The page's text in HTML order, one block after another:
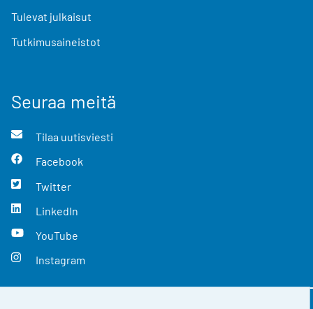
Tulevat julkaisut
Tutkimusaineistot
Seuraa meitä
Tilaa uutisviesti
Facebook
Twitter
LinkedIn
YouTube
Instagram